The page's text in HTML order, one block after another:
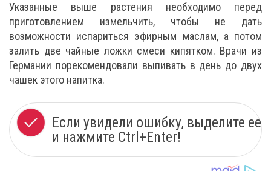
Указанные выше растения необходимо перед
приготовлением измельчить, чтобы не дать
возможности испариться эфирным маслам, а потом
залить две чайные ложки смеси кипятком. Врачи из
Германии порекомендовали выпивать в день до двух
чашек этого напитка.
Если увидели ошибку, выделите ее
и нажмите Ctrl+Enter!